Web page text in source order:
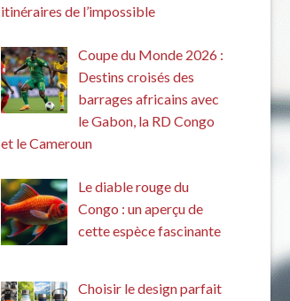
itinéraires de l’impossible
Coupe du Monde 2026 :
Destins croisés des
barrages africains avec
le Gabon, la RD Congo
et le Cameroun
Le diable rouge du
Congo : un aperçu de
cette espèce fascinante
Choisir le design parfait